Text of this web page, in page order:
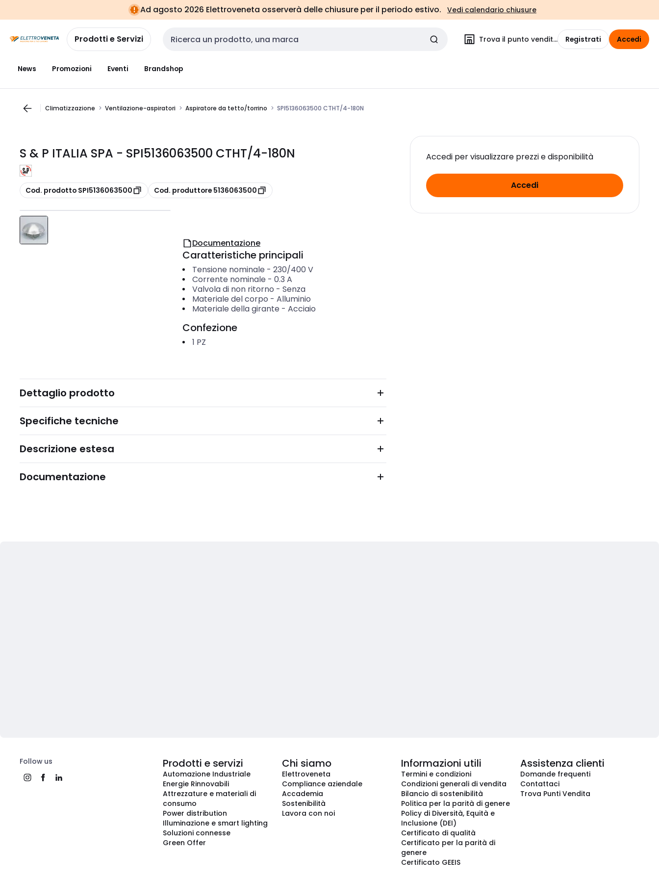
navigazionealla
pagina
Ad agosto 2026 Elettroveneta osserverà delle chiusure per il periodo estivo. Vedi calendario chiusure
Prodotti e Servizi Cerca input Trova il punto vendita Registrati Accedi
News Promozioni Eventi Brandshop
Climatizzazione Ventilazione-aspiratori Aspiratore da tetto/torrino SPI5136063500 CTHT/4-180N
S & P ITALIA SPA - SPI5136063500 CTHT/4-180N
copia
Cod. prodotto SPI5136063500 copia
Cod. produttore 5136063500
Accedi per visualizzare prezzi e disponibilità
Accedi
Documentazione
Caratteristiche principali
Tensione nominale - 230/400 V
Corrente nominale - 0.3 A
Valvola di non ritorno - Senza
Materiale del corpo - Alluminio
Materiale della girante - Acciaio
Confezione
1 PZ
Dettaglio prodotto
Specifiche tecniche
Descrizione estesa
Documentazione
Follow us Prodotti e servizi
Automazione Industriale
Energie Rinnovabili
Attrezzature e materiali di
consumo
Power distribution
Illuminazione e smart lighting
Soluzioni connesse
Green Offer
Chi siamo
Elettroveneta
Compliance aziendale
Accademia
Sostenibilità
Lavora con noi
Informazioni utili
Termini e condizioni
Condizioni generali di vendita
Bilancio di sostenibilità
Politica per la parità di genere
Policy di Diversità, Equità e
Inclusione (DEI)
Certificato di qualità
Certificato per la parità di
genere
Certificato GEEIS
Assistenza clienti
Domande frequenti
Contattaci
Trova Punti Vendita